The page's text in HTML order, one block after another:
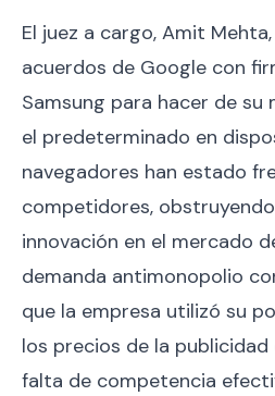
El juez a cargo, Amit
acuerdos de Google con
Samsung para hacer de
el predeterminado en
navegadores han estado
competidores,
innovación en el mercado
demanda antimonopolio
que la empresa utilizó su
los precios de la publicidad
falta de competencia